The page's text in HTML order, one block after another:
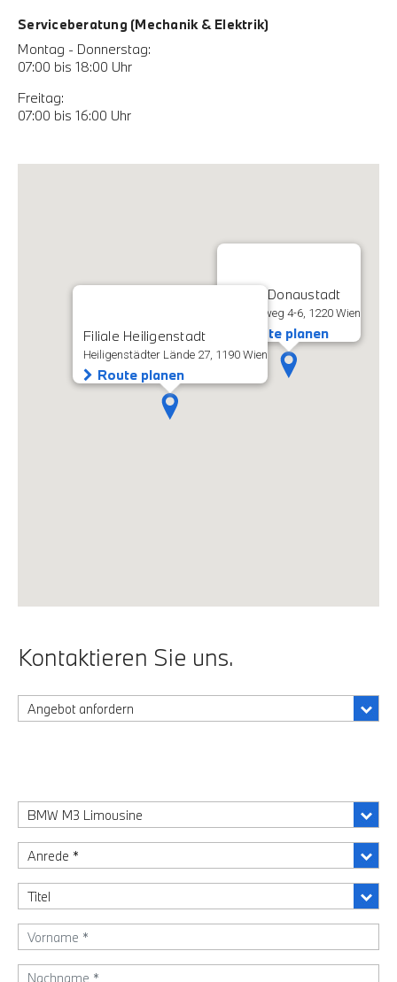
Serviceberatung (Mechanik & Elektrik)
Montag - Donnerstag:
07:00 bis 18:00 Uhr
Freitag:
07:00 bis 16:00 Uhr
Filiale Donaustadt
Rautenweg 4-6, 1220 Wien
Route planen
Filiale Heiligenstadt
Heiligenstädter Lände 27, 1190 Wien
Route planen
Kontaktieren Sie uns.